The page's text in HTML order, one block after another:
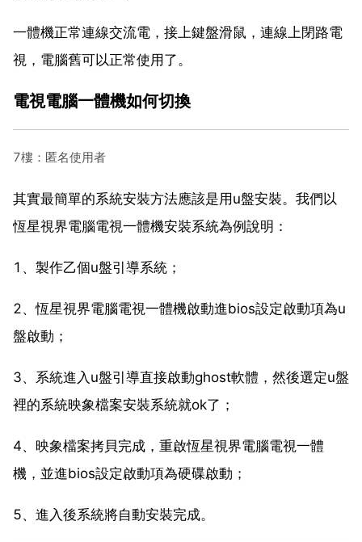
一體機正常連線交流電，接上鍵盤滑鼠，連線上閉路電
視，電腦舊可以正常使用了。
電視電腦一體機如何切換
7樓：匿名使用者
其實最簡單的系統安裝方法應該是用u盤安裝。我們以
恆星視界電腦電視一體機安裝系統為例說明：
1、製作乙個u盤引導系統；
2、恆星視界電腦電視一體機啟動進bios設定啟動項為u
盤啟動；
3、系統進入u盤引導直接啟動ghost軟體，然後選定u盤
裡的系統映象檔案安裝系統就ok了；
4、映象檔案拷貝完成，重啟恆星視界電腦電視一體
機，並進bios設定啟動項為硬碟啟動；
5、進入後系統將自動安裝完成。